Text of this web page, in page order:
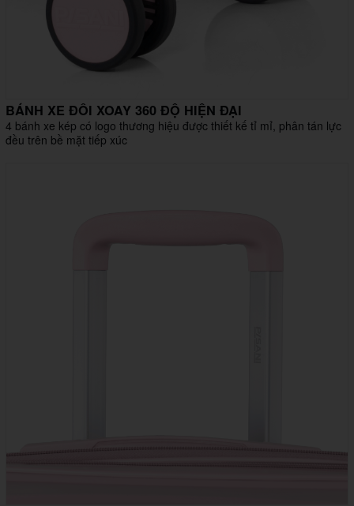
BÁNH XE ĐÔI XOAY 360 ĐỘ HIỆN ĐẠI
4 bánh xe kép có logo thương hiệu được thiết kế tỉ mỉ, phân tán lực
đều trên bề mặt tiếp xúc